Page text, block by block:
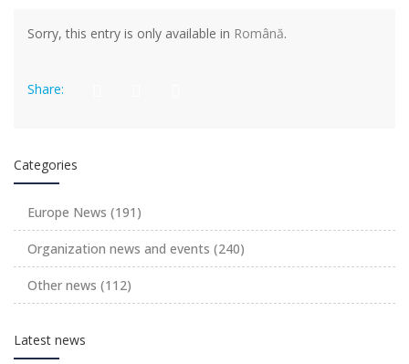
Sorry, this entry is only available in Română.
Share:
Categories
Europe News (191)
Organization news and events (240)
Other news (112)
Latest news